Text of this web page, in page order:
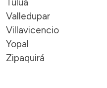
Tuluá
Valledupar
Villavicencio
Yopal
Zipaquirá